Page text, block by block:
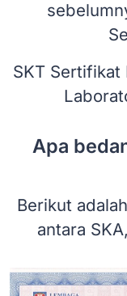
SKT Sertifikat
Apa
Berikut
antara